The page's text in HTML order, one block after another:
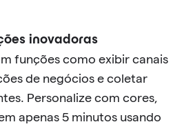
inovadoras
funções como exibir canais
de negócios e coletar
Personalize com cores,
apenas 5 minutos usando